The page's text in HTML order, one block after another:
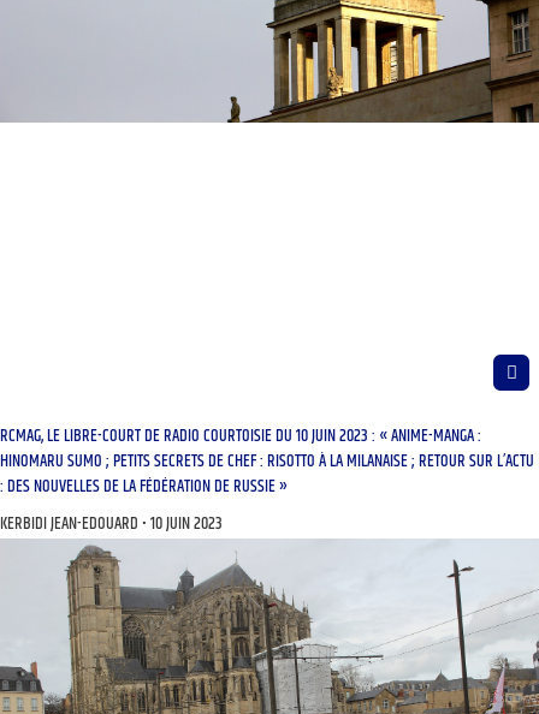
RCMAG, LE LIBRE-COURT DE RADIO COURTOISIE DU 10 JUIN 2023 : « ANIME-MANGA :
HINOMARU SUMO ; PETITS SECRETS DE CHEF : RISOTTO À LA MILANAISE ; RETOUR SUR L’ACTU
: DES NOUVELLES DE LA FÉDÉRATION DE RUSSIE »
KERBIDI JEAN-EDOUARD 10 JUIN 2023